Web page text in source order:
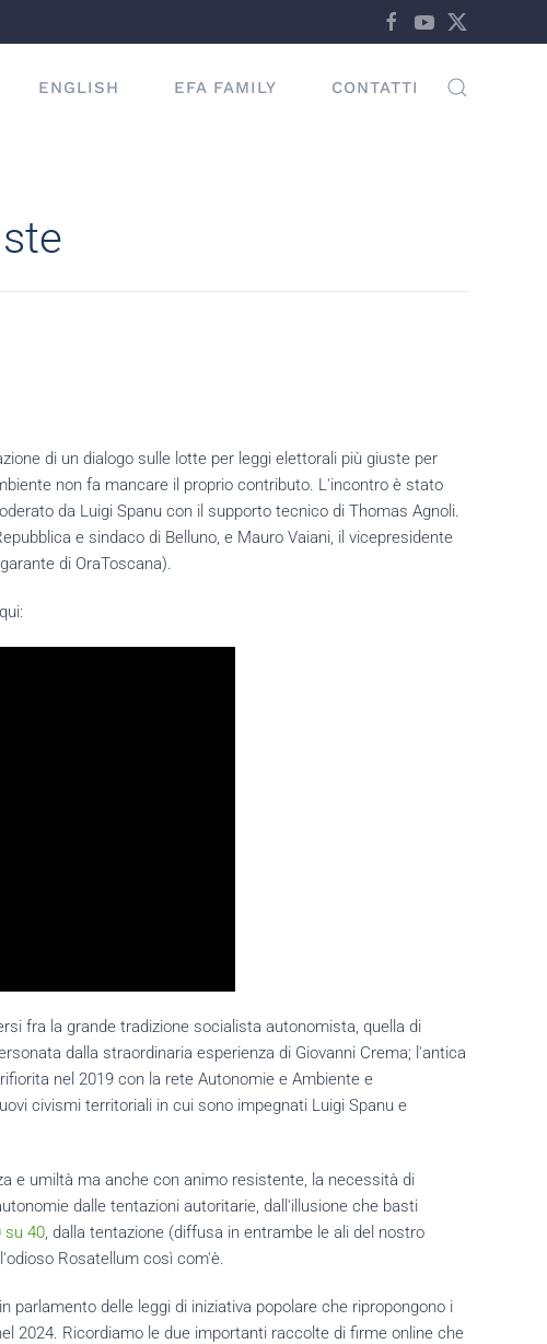
ENGLISH EFA FAMILY CONTATTI
di un dialogo sulle lotte per leggi elettorali più giuste per
non fa mancare il proprio contributo. L'incontro è stato
da Luigi Spanu con il supporto tecnico di Thomas Agnoli.
e sindaco di Belluno, e Mauro Vaiani, il vicepresidente
di OraToscana).
fra la grande tradizione socialista autonomista, quella di
dalla straordinaria esperienza di Giovanni Crema; l'antica
nel 2019 con la rete Autonomie e Ambiente e
civismi territoriali in cui sono impegnati Luigi Spanu e
e umiltà ma anche con animo resistente, la necessità di
dalle tentazioni autoritarie, dall'illusione che basti
su 40, dalla tentazione (diffusa in entrambe le ali del nostro
Rosatellum così com'è.
delle leggi di iniziativa popolare che ripropongono i
2024. Ricordiamo le due importanti raccolte di firme online che